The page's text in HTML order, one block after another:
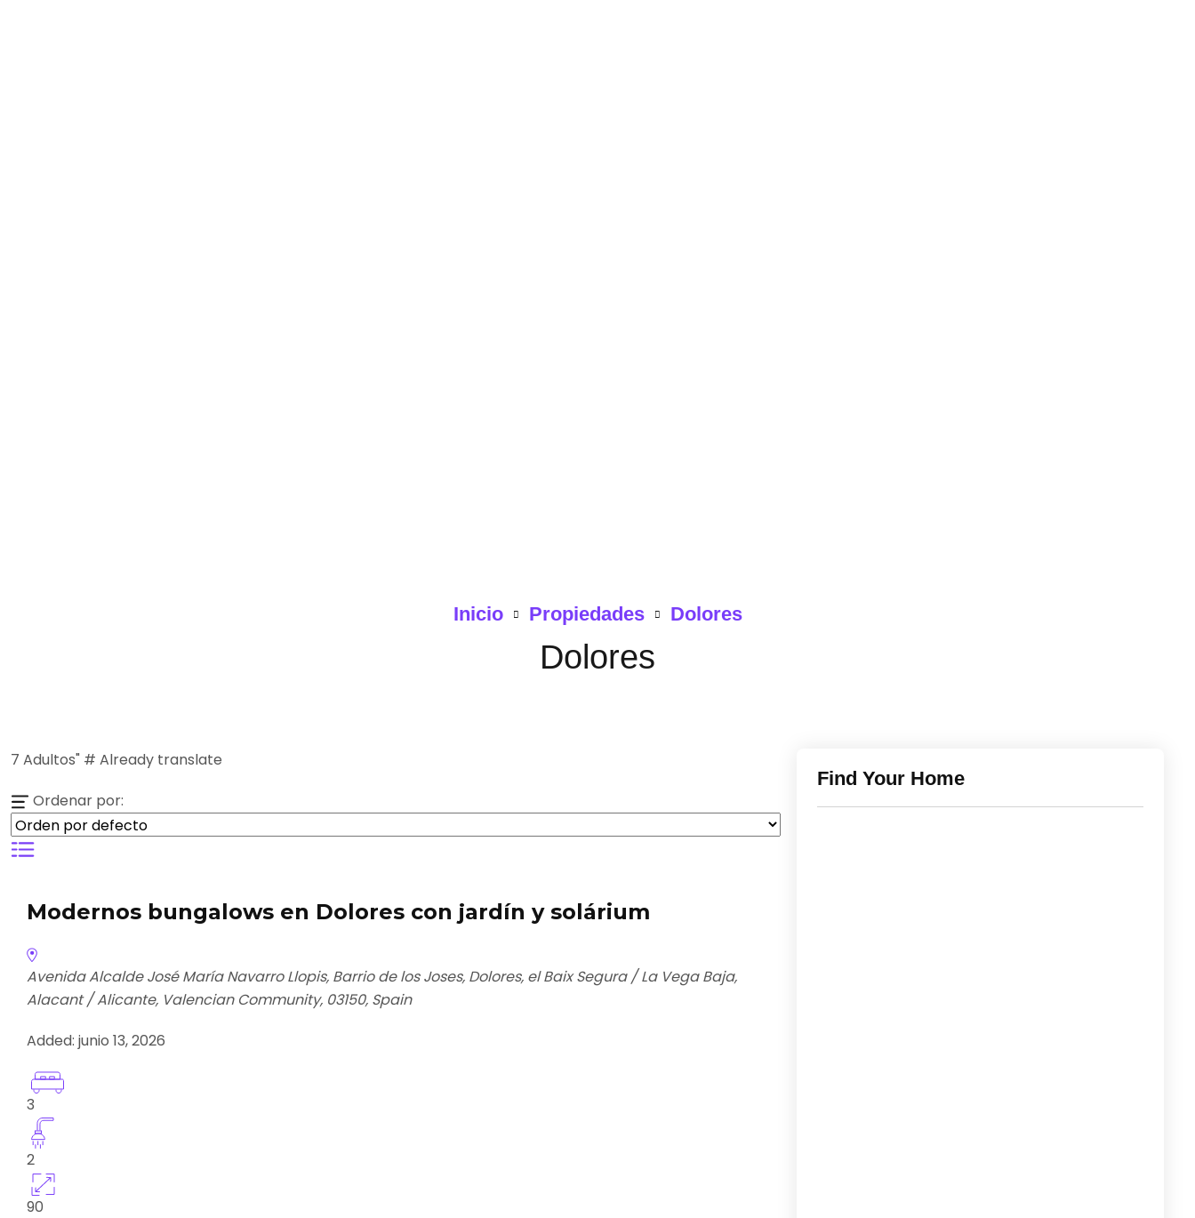
Inicio Propiedades Dolores
Dolores
7 Adultos" # Already translate
Ordenar por:
Modernos bungalows en Dolores con jardín y solárium
Avenida Alcalde José María Navarro Llopis, Barrio de los Joses, Dolores, el Baix Segura / La Vega Baja,
Alacant / Alicante, Valencian Community, 03150, Spain
Added: junio 13, 2026
3
2
90
Find Your Home